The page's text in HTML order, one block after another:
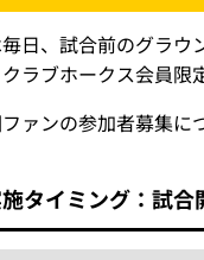
日、試合前のグラ
ラブホークス会員限
ァンの参加者募集に
タイミング：試合